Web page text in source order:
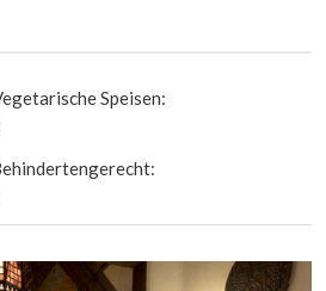
Speisen: